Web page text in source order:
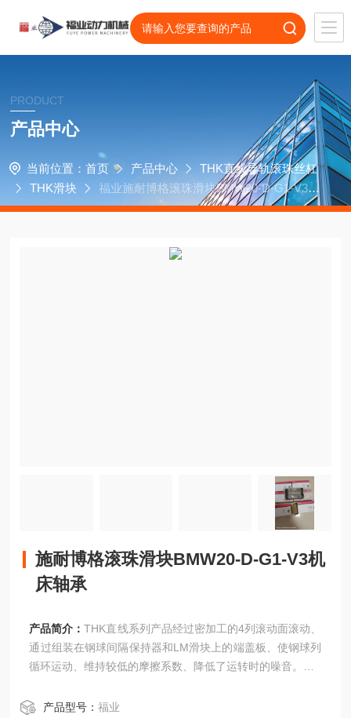
PRODUCT
产品中心
当前位置： 首页 产品中心
THK直线导轨滚珠丝杠
THK滑块
福业施耐博格滚珠滑块BMW20-D-G1-V3机
床轴承
施耐博格滚珠滑块BMW20-D-G1-V3机
床轴承
产品简介：THK直线系列产品经过密加工的4列滚动面滚动、
通过组装在钢球间隔保持器和LM滑块上的端盖板、使钢球列
循环运动、维持较低的摩擦系数、降低了运转时的噪音。
产品型号：福业